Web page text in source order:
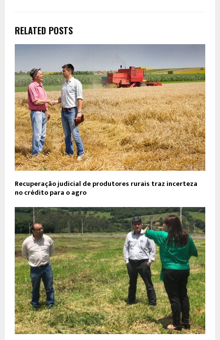
RELATED POSTS
Recuperação judicial de produtores rurais traz incerteza
no crédito para o agro